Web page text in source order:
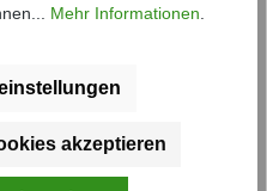
Mehr Informationen
akzeptieren